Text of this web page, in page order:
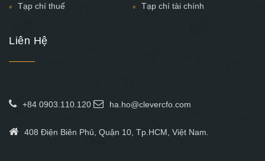
Tạp chí thuế
Tạp chí tài chính
Liên Hệ
+84 0903.110.120 ha.ho@clevercfo.com
408 Điện Biên Phủ, Quận 10, Tp.HCM, Việt Nam.